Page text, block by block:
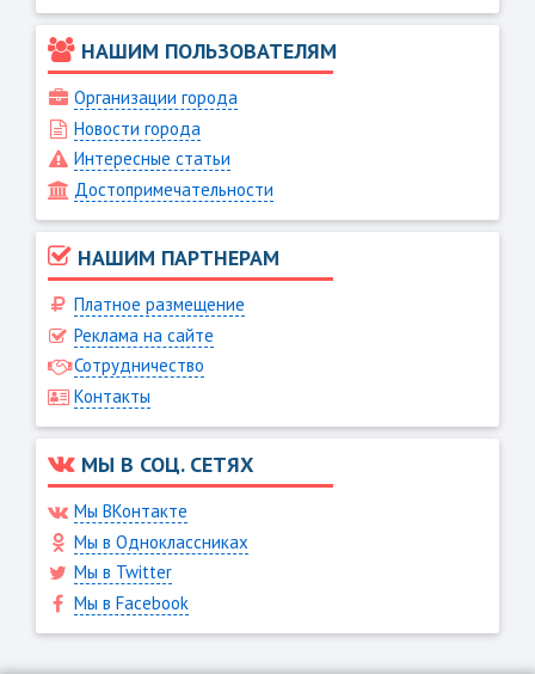
НАШИМ ПОЛЬЗОВАТЕЛЯМ
Организации города
Новости города
Интересные статьи
Достопримечательности
НАШИМ ПАРТНЕРАМ
Платное размещение
Реклама на сайте
Сотрудничество
Контакты
МЫ В СОЦ. СЕТЯХ
Мы ВКонтакте
Мы в Одноклассниках
Мы в Twitter
Мы в Facebook